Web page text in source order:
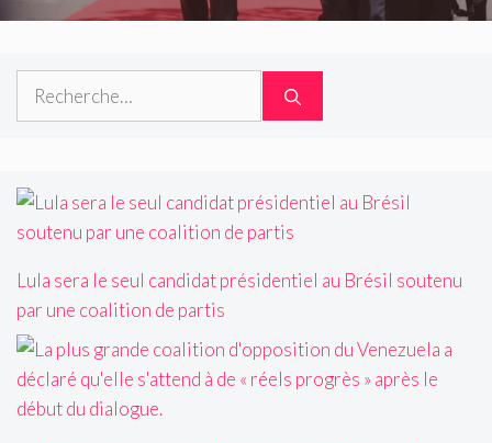
Rechercher :
Lula sera le seul candidat présidentiel au Brésil soutenu
par une coalition de partis